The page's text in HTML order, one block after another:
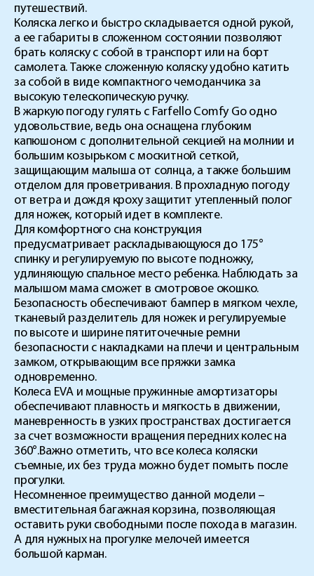
путешествий.
Коляска легко и быстро складывается одной рукой,
а ее габариты в сложенном состоянии позволяют
брать коляску с собой в транспорт или на борт
самолета. Также сложенную коляску удобно катить
за собой в виде компактного чемоданчика за
высокую телескопическую ручку.
В жаркую погоду гулять с Farfello Comfy Go одно
удовольствие, ведь она оснащена глубоким
капюшоном с дополнительной секцией на молнии и
большим козырьком с москитной сеткой,
защищающим малыша от солнца, а также большим
отделом для проветривания. В прохладную погоду
от ветра и дождя кроху защитит утепленный полог
для ножек, который идет в комплекте.
Для комфортного сна конструкция
предусматривает раскладывающуюся до 175°
спинку и регулируемую по высоте подножку,
удлиняющую спальное место ребенка. Наблюдать за
малышом мама сможет в смотровое окошко.
Безопасность обеспечивают бампер в мягком чехле,
тканевый разделитель для ножек и регулируемые
по высоте и ширине пятиточечные ремни
безопасности с накладками на плечи и центральным
замком, открывающим все пряжки замка
одновременно.
Колеса EVA и мощные пружинные амортизаторы
обеспечивают плавность и мягкость в движении,
маневренность в узких пространствах достигается
за счет возможности вращения передних колес на
360°.Важно отметить, что все колеса коляски
съемные, их без труда можно будет помыть после
прогулки.
Несомненное преимущество данной модели –
вместительная багажная корзина, позволяющая
оставить руки свободными после похода в магазин.
А для нужных на прогулке мелочей имеется
большой карман.